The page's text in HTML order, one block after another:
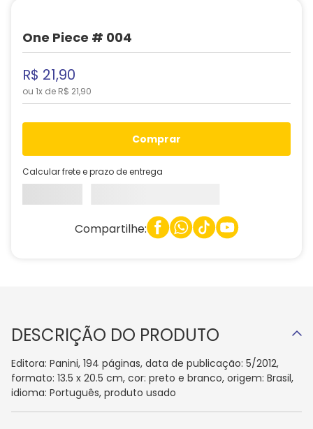
One Piece # 004
R$ 21,90
ou 1x de R$ 21,90
comprar
Calcular frete e prazo de entrega
Compartilhe:
DESCRIÇÃO DO PRODUTO
Editora: Panini, 194 páginas, data de publicação: 5/2012,
formato: 13.5 x 20.5 cm, cor: preto e branco, origem: Brasil,
idioma: Português, produto usado